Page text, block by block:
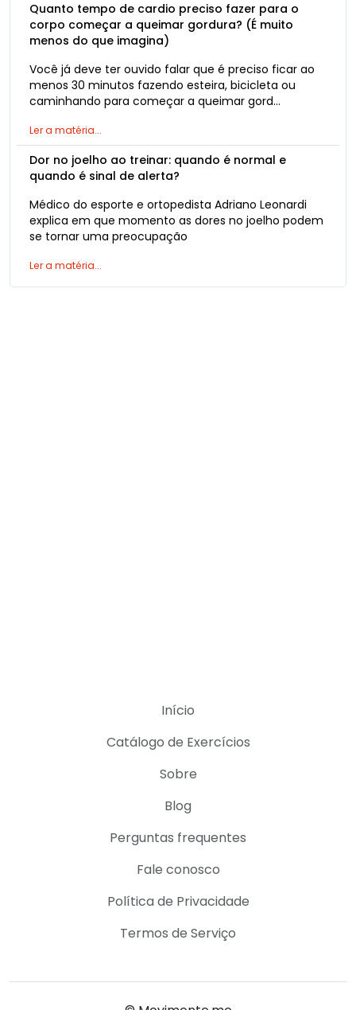
Quanto tempo de cardio preciso fazer para o
corpo começar a queimar gordura? (É muito
menos do que imagina)
Você já deve ter ouvido falar que é preciso ficar ao
menos 30 minutos fazendo esteira, bicicleta ou
caminhando para começar a queimar gord…
Ler a matéria...
Dor no joelho ao treinar: quando é normal e
quando é sinal de alerta?
Médico do esporte e ortopedista Adriano Leonardi
explica em que momento as dores no joelho podem
se tornar uma preocupação
Ler a matéria...
Início
Catálogo de Exercícios
Sobre
Blog
Perguntas frequentes
Fale conosco
Política de Privacidade
Termos de Serviço